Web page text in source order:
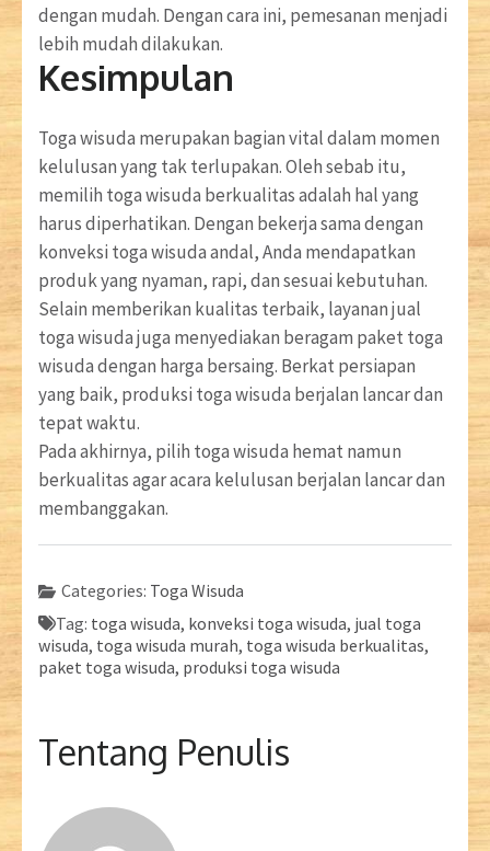
dengan mudah. Dengan cara ini, pemesanan menjadi
lebih mudah dilakukan.
Kesimpulan
Toga wisuda merupakan bagian vital dalam momen
kelulusan yang tak terlupakan. Oleh sebab itu,
memilih toga wisuda berkualitas adalah hal yang
harus diperhatikan. Dengan bekerja sama dengan
konveksi toga wisuda andal, Anda mendapatkan
produk yang nyaman, rapi, dan sesuai kebutuhan.
Selain memberikan kualitas terbaik, layanan jual
toga wisuda juga menyediakan beragam paket toga
wisuda dengan harga bersaing. Berkat persiapan
yang baik, produksi toga wisuda berjalan lancar dan
tepat waktu.
Pada akhirnya, pilih toga wisuda hemat namun
berkualitas agar acara kelulusan berjalan lancar dan
membanggakan.
Categories: Toga Wisuda
Tag: toga wisuda, konveksi toga wisuda, jual toga
wisuda, toga wisuda murah, toga wisuda berkualitas,
paket toga wisuda, produksi toga wisuda
Tentang Penulis